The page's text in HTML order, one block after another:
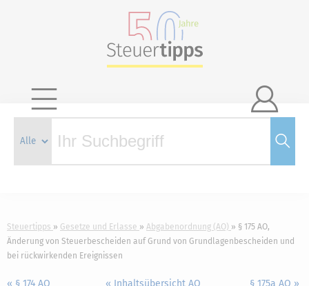

Steuertipps Gesetze und Erlasse Abgabenordnung (AO)
§ 175 AO,
Änderung von Steuerbescheiden auf Grund von Grundlagenbescheiden und
bei rückwirkenden Ereignissen
« § 174 AO
« Inhaltsübersicht AO
§ 175a AO »